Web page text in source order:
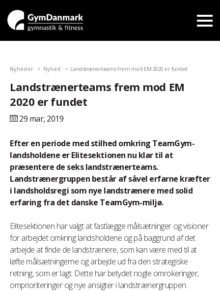
Nyheder Nyhed Landstrænerteams frem mod EM 2020 er fundet
Landstrænerteams frem mod EM
2020 er fundet
29 mar, 2019
Efter en periode med stilhed omkring TeamGym-
landsholdene er Elitesektionen nu klar til at
præsentere de seks landstrænerteams.
Landstrænergruppen består af såvel erfarne kræfter
i landsholdsregi som nye landstrænere med solid
erfaring fra det danske TeamGym-miljø.
Elitesektionen har valgt at fastlægge målsætninger og visioner
for arbejdet omkring landsholdene og på baggrund af det
arbejde at finde de landstrænere, som kan være med til at
løfte målsætningerne og arbejde ud fra den strategiske
retning, som er lagt. Dette har betydet nogle omrokeringer,
omprioriteringer og nye ansigter i landstrænergruppen.